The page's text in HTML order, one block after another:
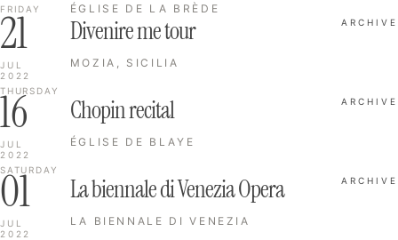
FRIDAY
ÉGLISE DE LA BRÈDE
21
JUL
2022
THURSDAY
Divenire me tour
MOZIA, SICILIA
ARCHIVE
16
JUL
2022
SATURDAY
Chopin recital
ÉGLISE DE BLAYE
ARCHIVE
01
JUL
2022
La biennale di Venezia Opera
LA BIENNALE DI VENEZIA
ARCHIVE